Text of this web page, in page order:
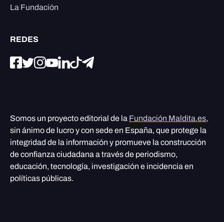
La Fundación
REDES
Somos un proyecto editorial de la Fundación Maldita.es,
sin ánimo de lucro y con sede en España, que protege la
integridad de la información y promueve la construcción
de confianza ciudadana a través de periodismo,
educación, tecnología, investigación e incidencia en
políticas públicas.